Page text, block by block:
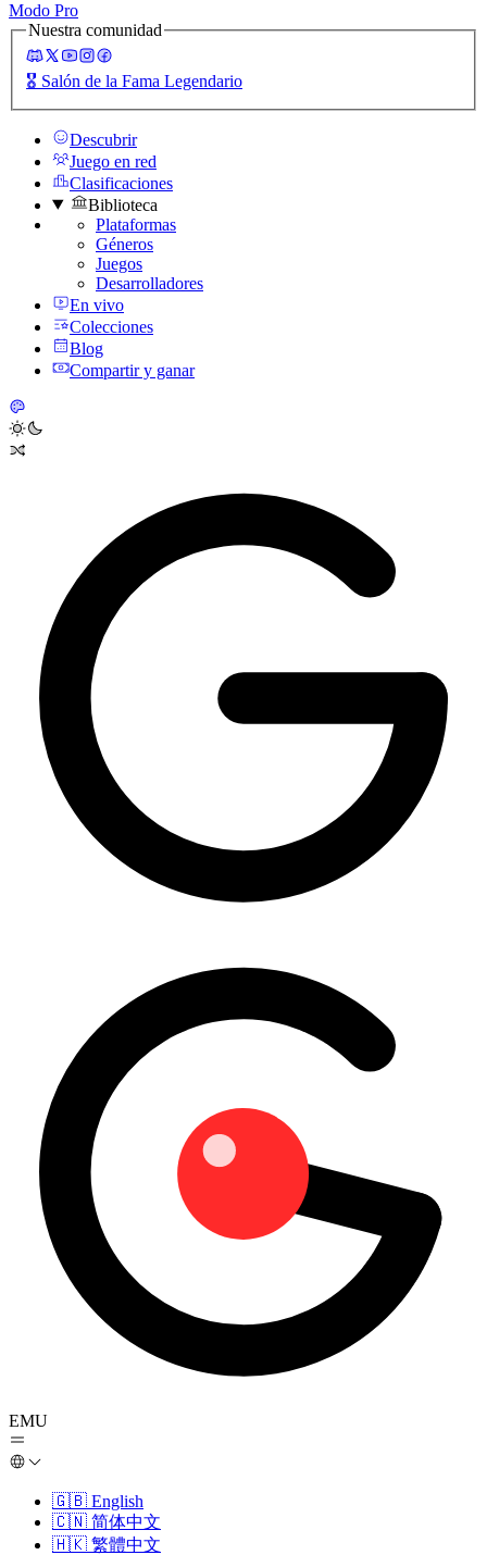
Modo Pro
Nuestra comunidad
🎖️ Salón de la Fama Legendario
Descubrir
Juego en red
Clasificaciones
Biblioteca
Plataformas
Géneros
Juegos
Desarrolladores
En vivo
Colecciones
Blog
Compartir y ganar
EMU
🇬🇧 English
🇨🇳 简体中文
🇭🇰 繁體中文